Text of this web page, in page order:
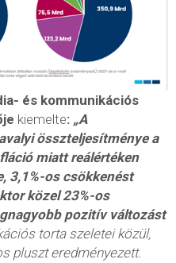
és kommunikációs
kiemelte: „A
összteljesítménye a
miatt reálértéken
3,1%-os csökkenést
közel 23%-os
pozitív változást
torta szeletei közül,
pluszt eredményezett.